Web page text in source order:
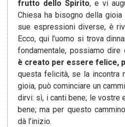
frutto dello Spirito, e vi
Chiesa ha bisogno della
sue espressioni diverse, è
Ecco, qui l’uomo si trova
fondamentale, possiamo dire
è creato per essere felice,
questa felicità, se la incontra
gioia, può cominciare un
dirvi: sì, i canti bene; le vostre
bene; ma per questo
dà l’inizio.